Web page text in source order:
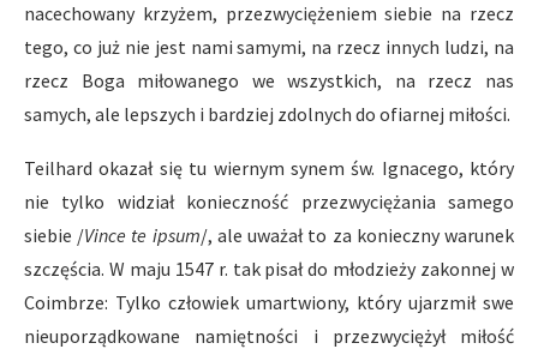
nacechowany krzyżem, przezwyciężeniem siebie na rzecz
tego, co już nie jest nami samymi, na rzecz innych ludzi, na
rzecz Boga miłowanego we wszystkich, na rzecz nas
samych, ale lepszych i bardziej zdolnych do ofiarnej miłości.
Teilhard okazał się tu wiernym synem św. Ignacego, który
nie tylko widział konieczność przezwyciężania samego
siebie /Vince te ipsum/, ale uważał to za konieczny warunek
szczęścia. W maju 1547 r. tak pisał do młodzieży zakonnej w
Coimbrze: Tylko człowiek umartwiony, który ujarzmił swe
nieuporządkowane namiętności i przezwyciężył miłość